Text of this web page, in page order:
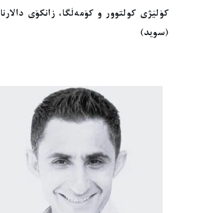
کۆلێژی کولتوور و کۆمەڵگا، زانکۆی دالارنا
(سوید)